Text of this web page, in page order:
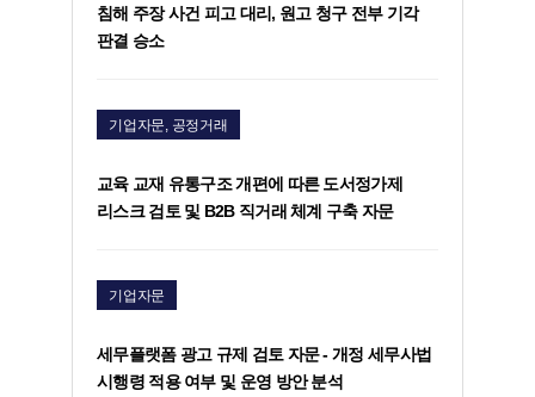
침해 주장 사건 피고 대리, 원고 청구 전부 기각
판결 승소
기업자문, 공정거래
교육 교재 유통구조 개편에 따른 도서정가제
리스크 검토 및 B2B 직거래 체계 구축 자문
기업자문
세무플랫폼 광고 규제 검토 자문 - 개정 세무사법
시행령 적용 여부 및 운영 방안 분석